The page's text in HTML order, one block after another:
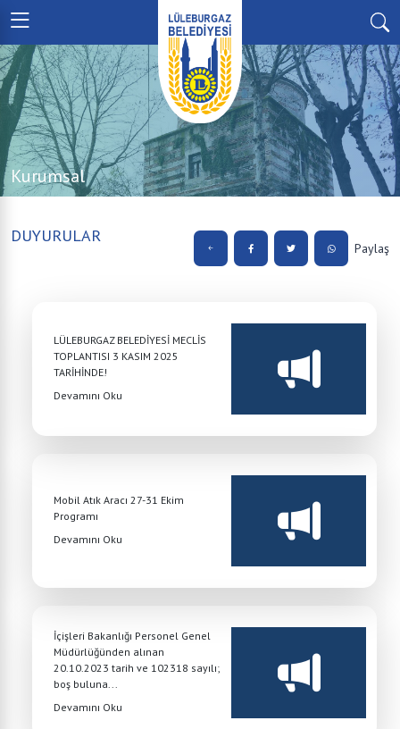
Kurumsal
DUYURULAR
Paylaş
LÜLEBURGAZ BELEDİYESİ MECLİS
TOPLANTISI 3 KASIM 2025
TARİHİNDE!
Devamını Oku
Mobil Atık Aracı 27-31 Ekim
Programı
Devamını Oku
İçişleri Bakanlığı Personel Genel
Müdürlüğünden alınan
20.10.2023 tarih ve 102318 sayılı;
boş buluna...
Devamını Oku